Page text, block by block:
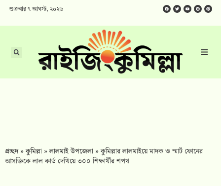
শুক্রবার ৭ আগস্ট, ২০২৬
প্রচ্ছদ»কুমিল্লা »লালমাই উপজেলা »কুমিল্লার লালমাইয়ে মাদক ও স্মার্ট ফোনের
আসক্তিকে লাল কার্ড দেখিয়ে ৩০০ শিক্ষার্থীর শপথ